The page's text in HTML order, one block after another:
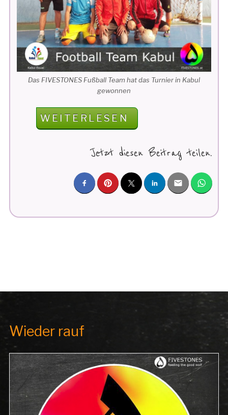
Das FIVESTONES Fußball Team hat das Turnier in Kabul
gewonnen
„DAS
FIVESTONES
FUSSBALL T
N K
WEITERLESEN
Jetzt diesen Beitrag teilen.
Wieder rauf